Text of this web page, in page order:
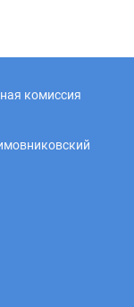
комиссия